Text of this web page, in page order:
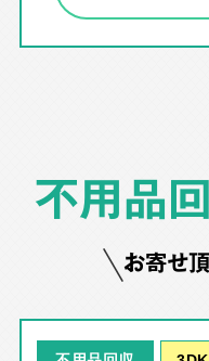
不用品
お寄せ